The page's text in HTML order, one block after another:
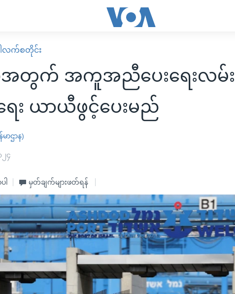
ါလက်စတိုင်း
အတွက် အကူအညီပေးရေးလမ်း
ေး ယာယီဖွင့်ပေးမည်
ာဌာန)
၂၄
ါ မှတ်ချက်များဖတ်ရန်